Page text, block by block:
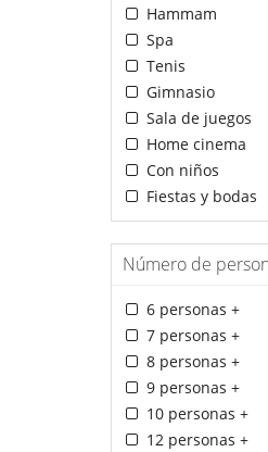
Hammam
Spa
Tenis
Gimnasio
Sala de juegos
Home cinema
Con niños
Fiestas y bodas
Número de
6 personas +
7 personas +
8 personas +
9 personas +
10 personas +
12 personas +